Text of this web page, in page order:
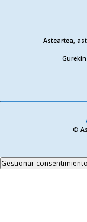
Asteartea,
©
Gestionar consentimiento